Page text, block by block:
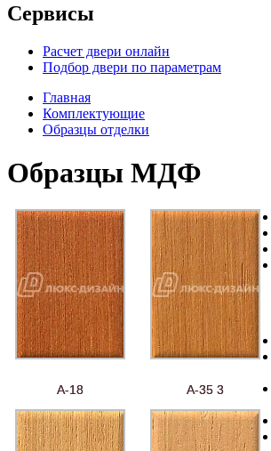
Сервисы
Расчет двери онлайн
Подбор двери по параметрам
Главная
Комплектующие
Образцы отделки
Образцы МДФ
А-18 А-35 3